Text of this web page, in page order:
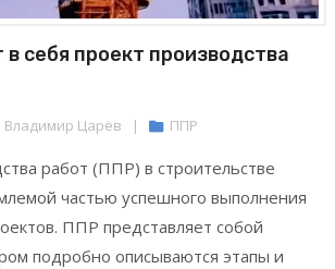
себя проект производства
Владимир Царёв | ППР
работ (ППР) в строительстве
частью успешного выполнения
ППР представляет собой
подробно описываются этапы и